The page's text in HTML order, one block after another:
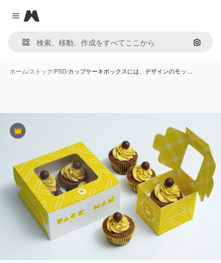
Close menu
Magnific
画像で
ホーム/ストック/PSD/カップケーキボックスには、デザインのモッ…
Premium